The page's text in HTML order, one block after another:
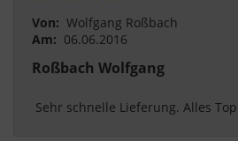
Von: Wolfgang Roßbach
Am: 06.06.2016
Roßbach Wolfgang
Sehr schnelle Lieferung. Alles Top